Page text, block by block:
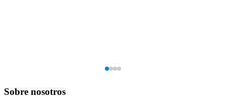
Sobre nosotros